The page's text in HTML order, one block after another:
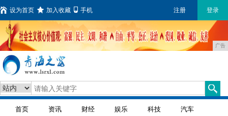
设为首页 加入收藏 手机 注册 登录
广告
首页 资讯 财经 娱乐 科技
汽车